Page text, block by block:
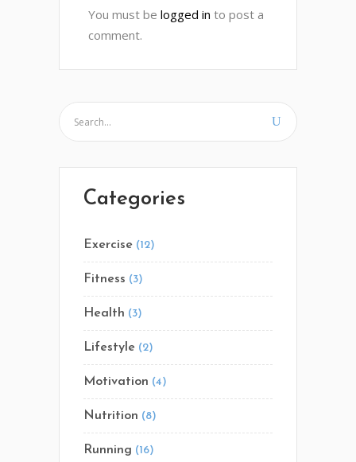
You must be logged in to post a
comment.
Categories
Exercise (12)
Fitness (3)
Health (3)
Lifestyle (2)
Motivation (4)
Nutrition (8)
Running (16)